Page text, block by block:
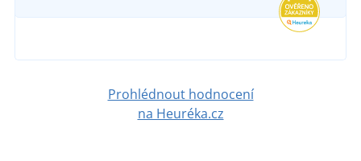
Prohlédnout hodnocení
na Heuréka.cz